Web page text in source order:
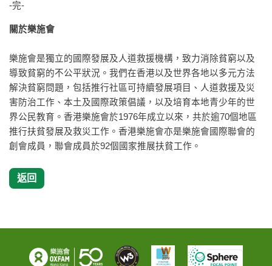
-完-
關於樂施會
樂施會是獨立的國際發展及人道救援機構，致力消除貧窮以及
導致貧窮的不公平狀況。我們在香港以及世界各地以多元方法
解決貧窮問題，包括推行社區可持續發展項目、人道救援及災
害防治工作、本土及國際政策倡議，以及培育本地青少年的世
界公民教育。香港樂施會於1976年成立以來，共於逾70個地區
推行扶貧發展及救災工作。香港樂施會亦是樂施會國際聯會的
創會成員，聯會成員於92個國家推展扶貧工作。
返回